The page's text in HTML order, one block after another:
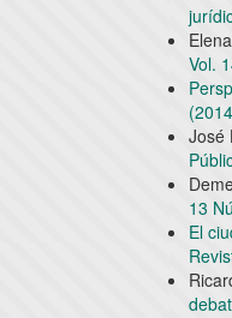
Vol.
José
13
El